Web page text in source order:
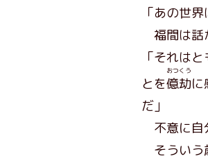
「あの世
福間は話
「それは
とを億劫
おつくう
だ」
不意に自
そういう